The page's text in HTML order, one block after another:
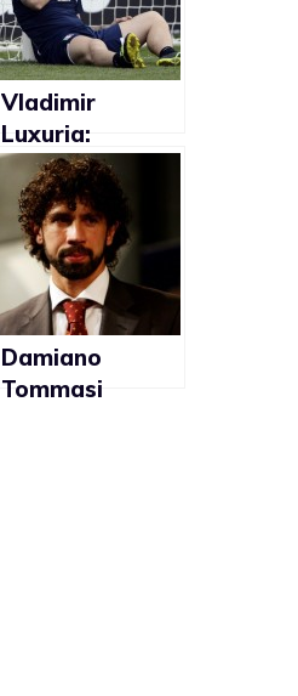
Vladimir
Luxuria:
“Cassano
dovrebbe
imparare ad
attaccare sul
campo e un po’
meno i gay”
Damiano
Tommasi